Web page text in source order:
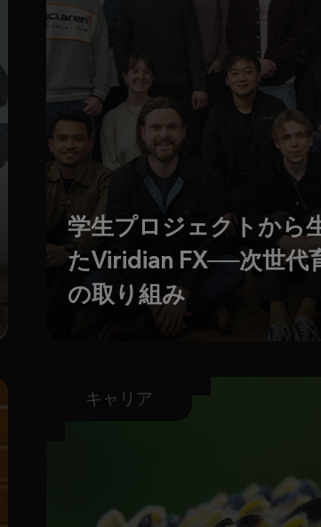
学生プロジェクトから
たViridian FX──次世代
の取り組み
キャリア